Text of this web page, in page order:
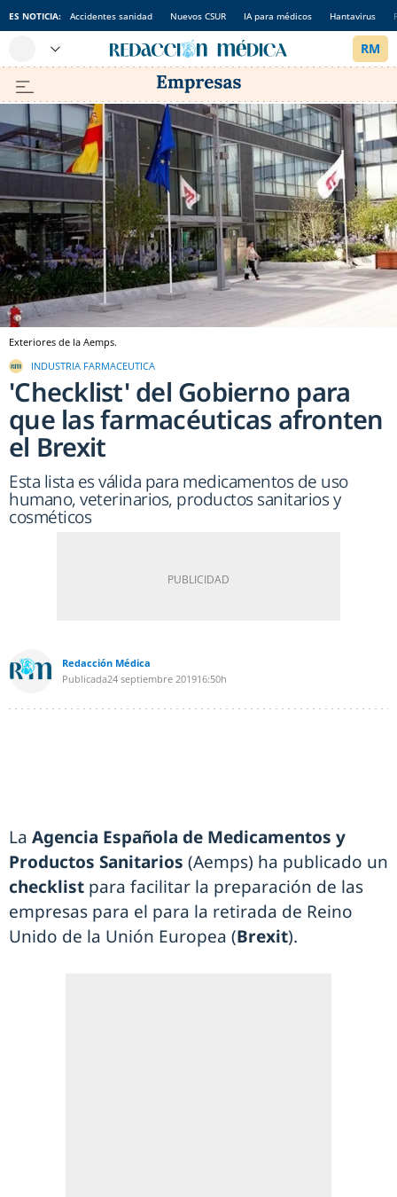
ES NOTICIA: Accidentes sanidad Nuevos CSUR IA para médicos Hantavirus
Exteriores de la Aemps.
INDUSTRIA FARMACEUTICA
'Checklist' del Gobierno para
que las farmacéuticas afronten
el Brexit
Esta lista es válida para medicamentos de uso
humano, veterinarios, productos sanitarios y
cosméticos
Redacción Médica
Publicada24 septiembre 201916:50h
La Agencia Española de Medicamentos y
Productos Sanitarios (Aemps) ha publicado un
checklist para facilitar la preparación de las
empresas para el para la retirada de Reino
Unido de la Unión Europea (Brexit).